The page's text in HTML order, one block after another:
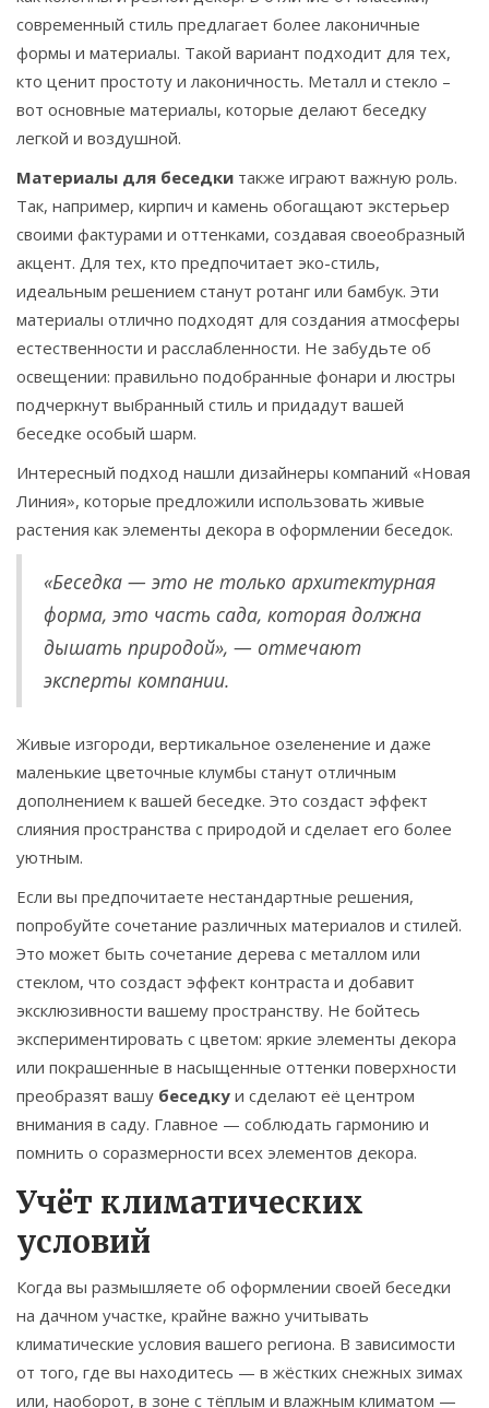
современный стиль предлагает более лаконичные
формы и материалы. Такой вариант подходит для тех,
кто ценит простоту и лаконичность. Металл и стекло –
вот основные материалы, которые делают беседку
легкой и воздушной.
Материалы для беседки также играют важную роль.
Так, например, кирпич и камень обогащают экстерьер
своими фактурами и оттенками, создавая своеобразный
акцент. Для тех, кто предпочитает эко-стиль,
идеальным решением станут ротанг или бамбук. Эти
материалы отлично подходят для создания атмосферы
естественности и расслабленности. Не забудьте об
освещении: правильно подобранные фонари и люстры
подчеркнут выбранный стиль и придадут вашей
беседке особый шарм.
Интересный подход нашли дизайнеры компаний «Новая
Линия», которые предложили использовать живые
растения как элементы декора в оформлении беседок.
«Беседка — это не только архитектурная
форма, это часть сада, которая должна
дышать природой», — отмечают
эксперты компании.
Живые изгороди, вертикальное озеленение и даже
маленькие цветочные клумбы станут отличным
дополнением к вашей беседке. Это создаст эффект
слияния пространства с природой и сделает его более
уютным.
Если вы предпочитаете нестандартные решения,
попробуйте сочетание различных материалов и стилей.
Это может быть сочетание дерева с металлом или
стеклом, что создаст эффект контраста и добавит
эксклюзивности вашему пространству. Не бойтесь
экспериментировать с цветом: яркие элементы декора
или покрашенные в насыщенные оттенки поверхности
преобразят вашу беседку и сделают её центром
внимания в саду. Главное — соблюдать гармонию и
помнить о соразмерности всех элементов декора.
Учёт климатических
условий
Когда вы размышляете об оформлении своей беседки
на дачном участке, крайне важно учитывать
климатические условия вашего региона. В зависимости
от того, где вы находитесь — в жёстких снежных зимах
или, наоборот, в зоне с тёплым и влажным климатом —